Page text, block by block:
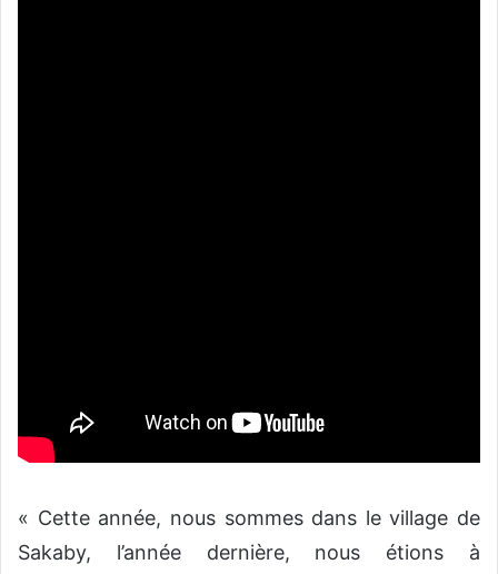
« Cette année, nous sommes dans le village de
Sakaby, l’année dernière, nous étions à